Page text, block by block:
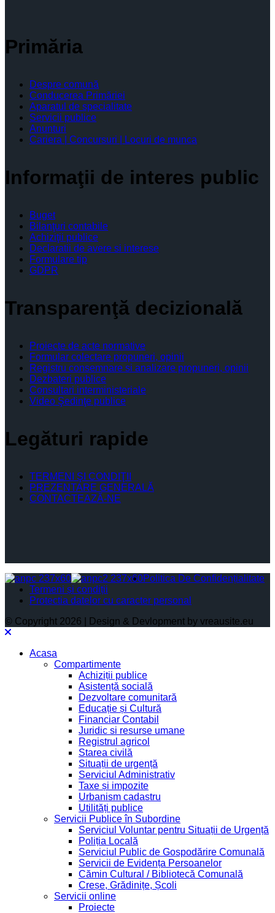
Primăria
Despre comună
Conducerea Primăriei
Aparatul de specialitate
Servicii publice
Anunturi
Cariera | Concursuri | Locuri de munca
Informaţii de interes public
Buget
Bilanţuri contabile
Achiziţii publice
Declaratii de avere si interese
Formulare tip
GDPR
Transparenţă decizională
Proiecte de acte normative
Formular colectare propuneri, opinii
Registru consemnare si analizare propuneri, opinii
Dezbateri publice
Consultari interministeriale
Video Şedinţe publice
Legături rapide
TERMENI ŞI CONDIŢII
PREZENTARE GENERALĂ
CONTACTEAZĂ-NE
Politica De Confidențialitate
Termeni și condiții
Protectia datelor cu caracter personal
© Copyright 2026 | Design & Devlopment by vreausite.eu
Acasa
Compartimente
Achiziții publice
Asistență socială
Dezvoltare comunitară
Educație și Cultură
Financiar Contabil
Juridic si resurse umane
Registrul agricol
Starea civilă
Situații de urgență
Serviciul Administrativ
Taxe și impozite
Urbanism cadastru
Utilități publice
Servicii Publice în Subordine
Serviciul Voluntar pentru Situații de Urgență
Poliția Locală
Serviciul Public de Gospodărire Comunală
Servicii de Evidența Persoanelor
Cămin Cultural / Bibliotecă Comunală
Creșe, Grădinițe, Școli
Servicii online
Proiecte